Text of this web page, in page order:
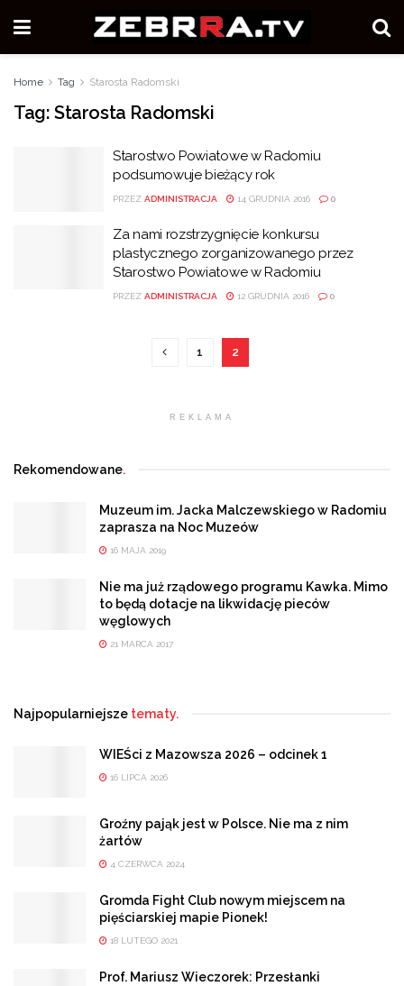
Home Tag Starosta Radomski
Tag: Starosta Radomski
Starostwo Powiatowe w Radomiu
podsumowuje bieżący rok
PRZEZ ADMINISTRACJA 14 GRUDNIA 2016 0
Za nami rozstrzygnięcie konkursu
plastycznego zorganizowanego przez
Starostwo Powiatowe w Radomiu
PRZEZ ADMINISTRACJA 12 GRUDNIA 2016 0
1 2
REKLAMA
Rekomendowane.
Muzeum im. Jacka Malczewskiego w Radomiu
zaprasza na Noc Muzeów
16 MAJA 2019
Nie ma już rządowego programu Kawka. Mimo
to będą dotacje na likwidację pieców
węglowych
21 MARCA 2017
Najpopularniejsze tematy.
WIEŚci z Mazowsza 2026 – odcinek 1
16 LIPCA 2026
Groźny pająk jest w Polsce. Nie ma z nim
żartów
4 CZERWCA 2024
Gromda Fight Club nowym miejscem na
pięściarskiej mapie Pionek!
18 LUTEGO 2021
Prof. Mariusz Wieczorek: Przesłanki